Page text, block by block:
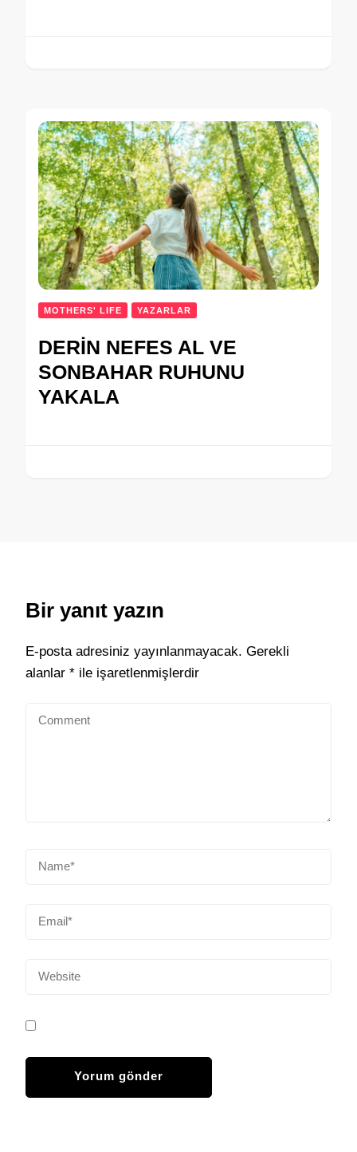
MOTHERS' LIFE YAZARLAR
DERİN NEFES AL VE
SONBAHAR RUHUNU
YAKALA
Bir yanıt yazın
E-posta adresiniz yayınlanmayacak. Gerekli
alanlar * ile işaretlenmişlerdir